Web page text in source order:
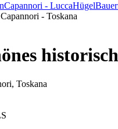
Capannori - LuccaHügel
- Toskana
Toskana